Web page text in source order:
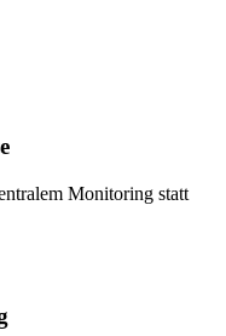
Monitoring statt